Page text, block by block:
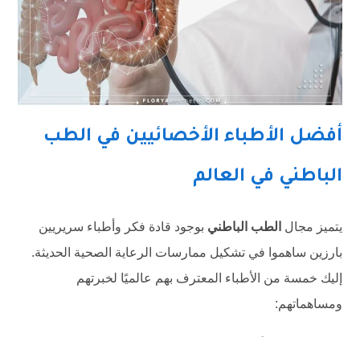
أفضل الأطباء الأخصائيين في الطب
الباطني في العالم
يتميز مجال الطب الباطني بوجود قادة فكر وأطباء سريريين
بارزين ساهموا في تشكيل ممارسات الرعاية الصحية الحديثة.
إليك خمسة من الأطباء المعترف بهم عالميًا لخبرتهم
ومساهماتهم: